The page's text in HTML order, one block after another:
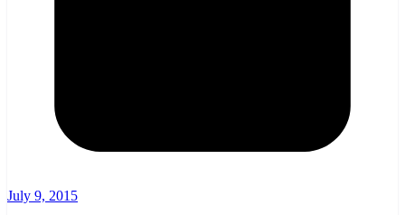
July 9, 2015